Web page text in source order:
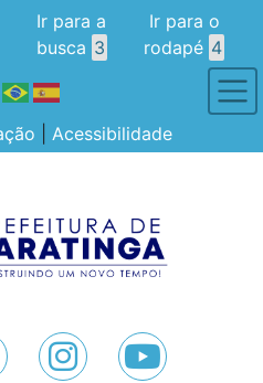
Ir para a
busca 3
Ir para o
rodapé 4
Acessibilidade